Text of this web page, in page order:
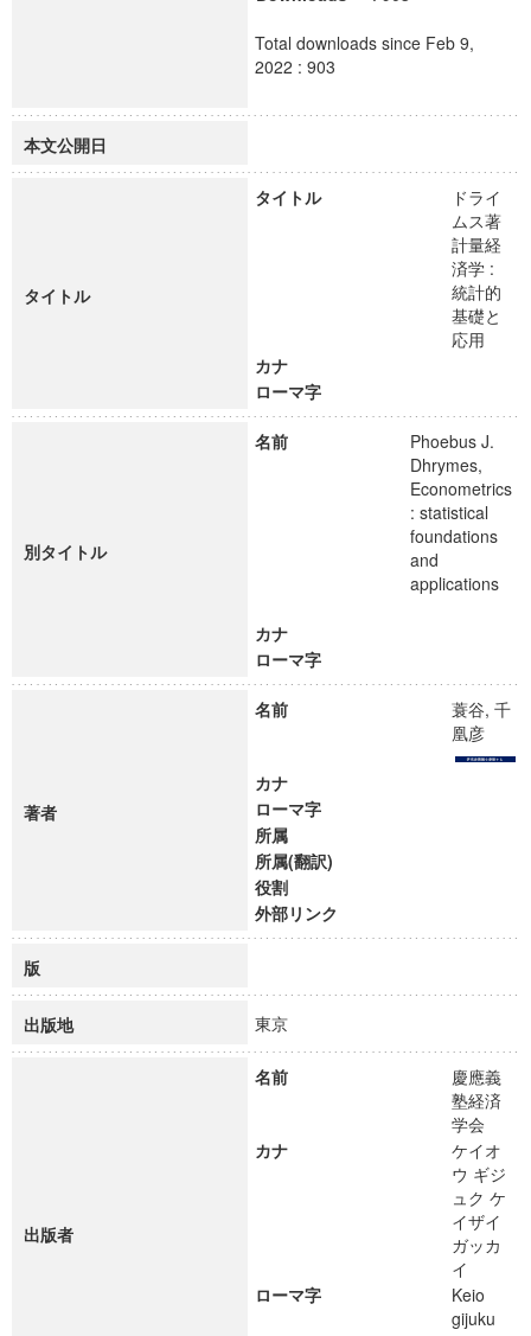
Total downloads since Feb 9,
2022 : 903
本文公開日
タイトル
タイトル
ドライ
ムス著
計量経
済学 :
統計的
基礎と
応用
カナ
ローマ字
別タイトル
名前
Phoebus J.
Dhrymes,
Econometrics
: statistical
foundations
and
applications
カナ
ローマ字
著者
名前
蓑谷, 千
凰彦
カナ
ローマ字
所属
所属(翻訳)
役割
外部リンク
版
出版地 東京
出版者
名前
慶應義
塾経済
学会
カナ
ケイオ
ウ ギジ
ュク ケ
イザイ
ガッカ
イ
ローマ字
Keio
gijuku